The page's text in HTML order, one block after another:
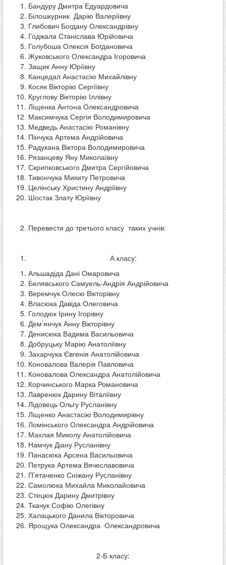
Бандуру Дмитра Едуардовича
Білошкурник Дарію Валеріївну
Глибович Богдану Олександрівну
Годжала Станіслава Юрійовича
Голубоша Олексія Богдановича
Жуковського Олександра Ігоровича
Защик Анну Юріївну
Канцедал Анастасію Михайлівну
Косяк Вікторію Сергіївну
Круглову Вікторію Іллівну
Ліщенка Антона Олександровича
Максимчука Сергія Володимировича
Медведь Анастасію Романівну
Пінчука Артема Андрійовича
Радукана Віктора Володимировича
Рязанцеву Яну Миколаївну
Скрипковського Дмитра Сергійовича
Тивончука Микиту Петровича
Целінську Христину Андріївну
Шостак Злату Юріївну
Перевести до третього класу таких учнів:
А класу:
Альшадіда Дані Омаровича
Белявського Самуель-Андрія Андрійовича
Веремчук Олесю Вікторівну
Власюка Давіда Олеговича
Голодюк Ірину Ігорівну
Дем’янчук Анну Вікторівну
Денисюка Вадима Васильовича
Добруцьку Марію Анатоліївну
Захарчука Євгенія Анатолійовича
Коновалова Валерія Павловича
Коновалова Олександра Анатолійовича
Корчинського Марка Романовича
Лавренюк Дарину Віталіївну
Лідовець Ольгу Русланівну
Ліщенко Анастасію Володимирівну
Ломінського Олександра Андрійовича
Махлая Миколу Анатолійовича
Намчук Діану Русланівну
Панасюка Арсена Васильовича
Петрука Артема Вячеславовича
П’ятаченко Сніжану Русланівну
Самолюка Михайла Миколайовича
Стецюк Дарину Дмитрівну
Ткачук Софію Олегівну
Халацького Данила Вікторовича
Ярощука Олександра Олександровича
2-Б класу: